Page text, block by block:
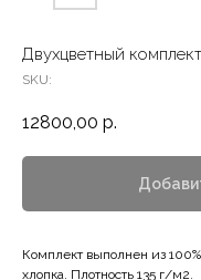
Двухцветный
SKU:
12800,00 р.
Комплект выполнен из
хлопка. Плотность 135 г/м2.